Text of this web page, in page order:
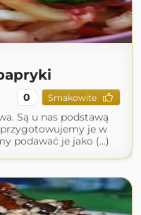
0 Smakowite
Są u nas podstawą
przygotowujemy je w
podawać je jako (...)